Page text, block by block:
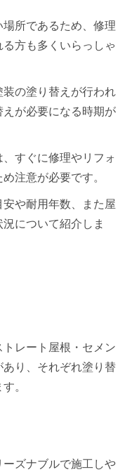
所であるため、修理
方も多くいらっしゃ
の塗り替えが行われ
が必要になる時期が
すぐに修理やリフォ
注意が必要です。
や耐用年数、また屋
について紹介しま
レート屋根・セメン
り、それぞれ塗り替
。
ズナブルで施工しや